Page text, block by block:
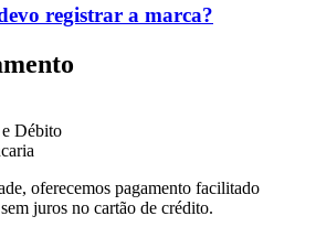
registrar a marca?
Débito
oferecemos pagamento facilitado
juros no cartão de crédito.